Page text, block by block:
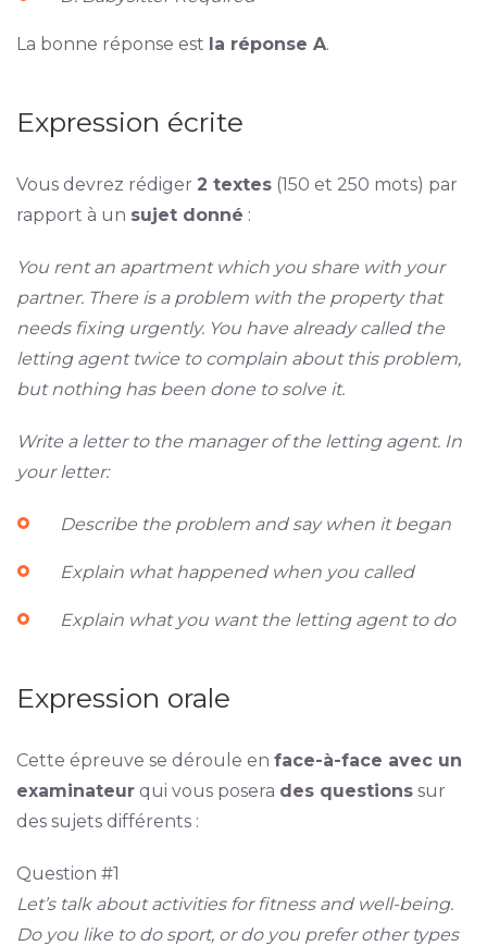
La bonne réponse est la réponse A.
Expression écrite
Vous devrez rédiger 2 textes(150 et 250 mots) par
rapport à un sujet donné :
You rent an apartment which you share with your
partner. There is a problem with the property that
needs fixing urgently. You have already called the
letting agent twice to complain about this problem,
but nothing has been done to solve it.
Write a letter to the manager of the letting agent. In
your letter:
Describe the problem and say when it began
Explain what happened when you called
Explain what you want the letting agent to do
Expression orale
Cette épreuve se déroule en face-à-face avec un
examinateurqui vous posera des questionssur
des sujets différents :
Question #1
Let’s talk about activities for fitness and well-being.
Do you like to do sport, or do you prefer other types